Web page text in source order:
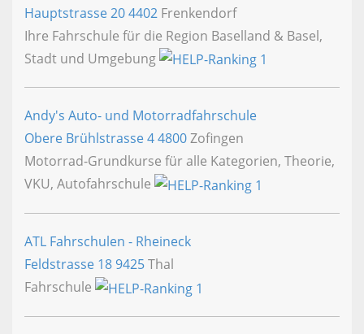
Hauptstrasse 204402 Frenkendorf
Ihre Fahrschule für die Region Baselland & Basel,
Stadt und Umgebung
Andy's Auto- und Motorradfahrschule
Obere Brühlstrasse 44800Zofingen
Motorrad-Grundkurse für alle Kategorien, Theorie,
VKU, Autofahrschule
ATL Fahrschulen - Rheineck
Feldstrasse 18 9425Thal
Fahrschule